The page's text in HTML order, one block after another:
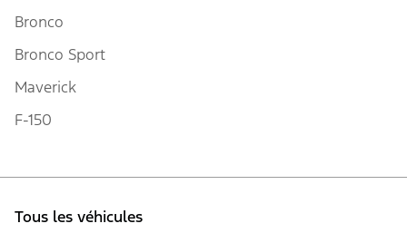
Bronco
Bronco Sport
Maverick
F-150
Tous les véhicules